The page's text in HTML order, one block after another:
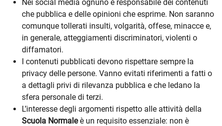
Nei social media ognuno è responsabile dei contenuti
che pubblica e delle opinioni che esprime. Non saranno
comunque tollerati insulti, volgarità, offese, minacce e,
in generale, atteggiamenti discriminatori, violenti o
diffamatori.
I contenuti pubblicati devono rispettare sempre la
privacy delle persone. Vanno evitati riferimenti a fatti o
a dettagli privi di rilevanza pubblica e che ledano la
sfera personale di terzi.
L’interesse degli argomenti rispetto alle attività della
Scuola Normaleè un requisito essenziale: non è